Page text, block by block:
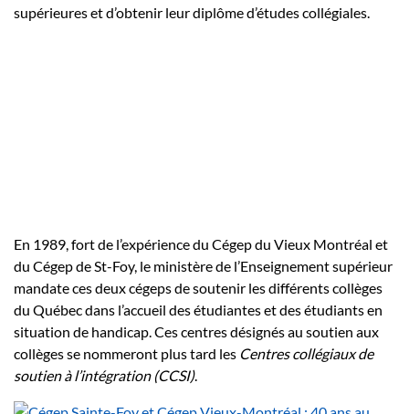
supérieures et d’obtenir leur diplôme d’études collégiales.
En 1989, fort de l’expérience du Cégep du Vieux Montréal et
du Cégep de St-Foy, le ministère de l’Enseignement supérieur
mandate ces deux cégeps de soutenir les différents collèges
du Québec dans l’accueil des étudiantes et des étudiants en
situation de handicap. Ces centres désignés au soutien aux
collèges se nommeront plus tard les Centres collégiaux de
soutien à l’intégration (CCSI).